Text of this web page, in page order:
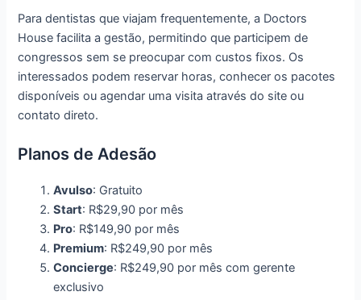
Para dentistas que viajam frequentemente, a Doctors
House facilita a gestão, permitindo que participem de
congressos sem se preocupar com custos fixos. Os
interessados podem reservar horas, conhecer os pacotes
disponíveis ou agendar uma visita através do site ou
contato direto.
Planos de Adesão
Avulso: Gratuito
Start: R$29,90 por mês
Pro: R$149,90 por mês
Premium: R$249,90 por mês
Concierge: R$249,90 por mês com gerente
exclusivo